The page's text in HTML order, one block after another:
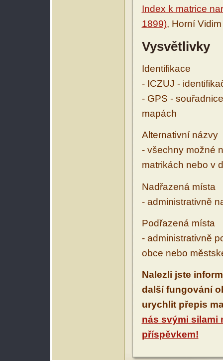
Index k matrice
1899), Horní
Vysvětlivky
Identifikace
- ICZUJ -
- GPS -
mapách
Alternativní názvy
- všechny možné
matrikách nebo v
Nadřazená místa
- administrativně
Podřazená místa
- administrativně
obce nebo
Nalezli jste
další fungování
urychlit přepis
nás svými silami
příspěvkem!